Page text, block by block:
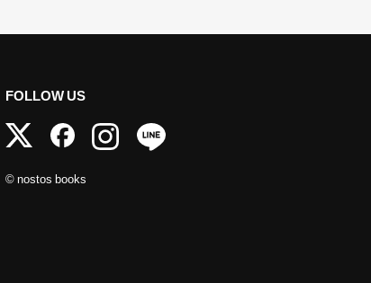
FOLLOW US
© nostos books